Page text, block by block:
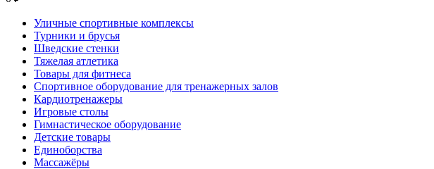
Уличные спортивные комплексы
Турники и брусья
Шведские стенки
Тяжелая атлетика
Товары для фитнеса
Спортивное оборудование для тренажерных залов
Кардиотренажеры
Игровые столы
Гимнастическое оборудование
Детские товары
Единоборства
Массажёры